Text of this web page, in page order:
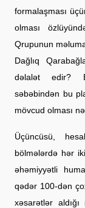
formalaşması
olması
Qrupunun
Dağlıq
dəlalət edir?
səbəbindən bu
mövcud olması
Üçüncüsü,
bölmələrdə hər
əhəmiyyətli
qədər 100-dən
xəsarətlər